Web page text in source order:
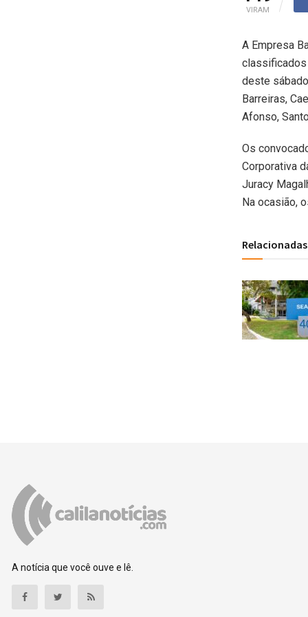
VIRAM
A Empresa
classificados
deste
Barreiras,
Afonso,
Os
Corporativa
Juracy
Na ocasião,
Relacionadas
A notícia que você ouve e lê.